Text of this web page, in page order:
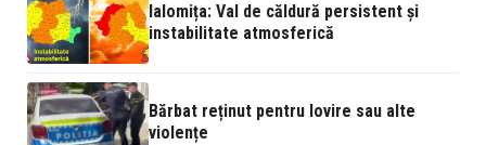
Ialomița: Val de căldură persistent și
instabilitate atmosferică
Bărbat reținut pentru lovire sau alte
violențe